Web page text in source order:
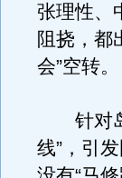
张理性、
阻挠，都
会”空转。
针对岛
线”，引